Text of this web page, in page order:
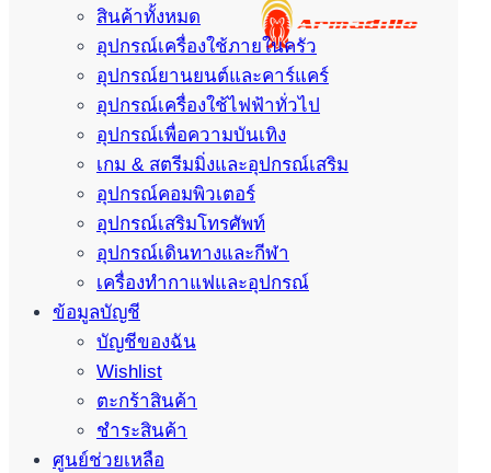
สินค้าทั้งหมด
อุปกรณ์เครื่องใช้ภายในครัว
อุปกรณ์ยานยนต์และคาร์แคร์
อุปกรณ์เครื่องใช้ไฟฟ้าทั่วไป
อุปกรณ์เพื่อความบันเทิง
เกม & สตรีมมิ่งและอุปกรณ์เสริม
อุปกรณ์คอมพิวเตอร์
อุปกรณ์เสริมโทรศัพท์
อุปกรณ์เดินทางและกีฬา
เครื่องทำกาแฟและอุปกรณ์
ข้อมูลบัญชี
บัญชีของฉัน
Wishlist
ตะกร้าสินค้า
ชำระสินค้า
ศูนย์ช่วยเหลือ